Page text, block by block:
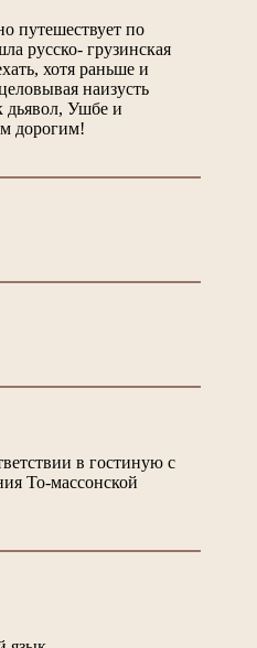
путешествует по
русско- грузинская
хотя раньше и
наизусть
дьявол, Ушбе и
дорогим!
в гостиную с
То-массонской